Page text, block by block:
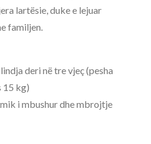
lartësie, duke e lejuar
familjen.
deri në tre vjeç (pesha
15 kg)
i mbushur dhe mbrojtje